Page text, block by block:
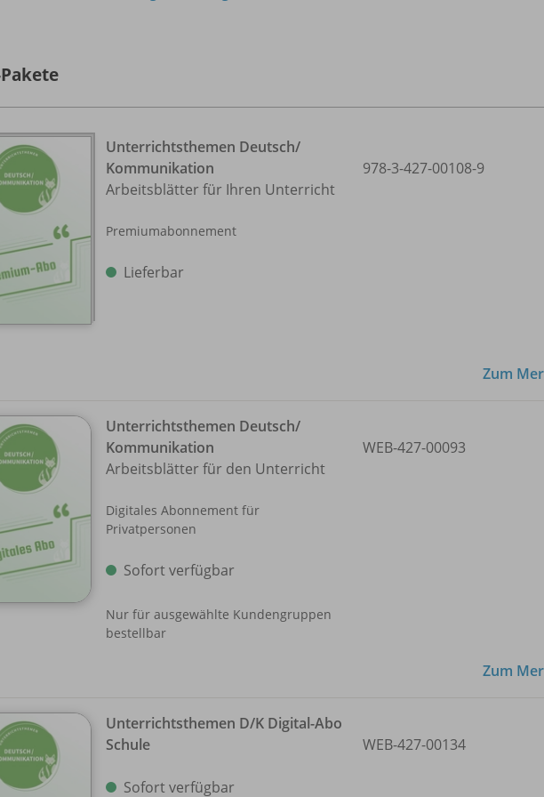
Unterrichtsthemen Deutsch/
Kommunikation
Arbeitsblätter für Ihren Unterricht
Premiumabonnement
Lieferbar
978-3-427-00108-9
Zum
Unterrichtsthemen Deutsch/
Kommunikation
Arbeitsblätter für den Unterricht
Digitales Abonnement für
Privatpersonen
Sofort verfügbar
Nur für ausgewählte Kundengruppen
bestellbar
WEB-427-00093
Zum
Unterrichtsthemen D/K Digital-Abo
Schule
Sofort verfügbar
WEB-427-00134